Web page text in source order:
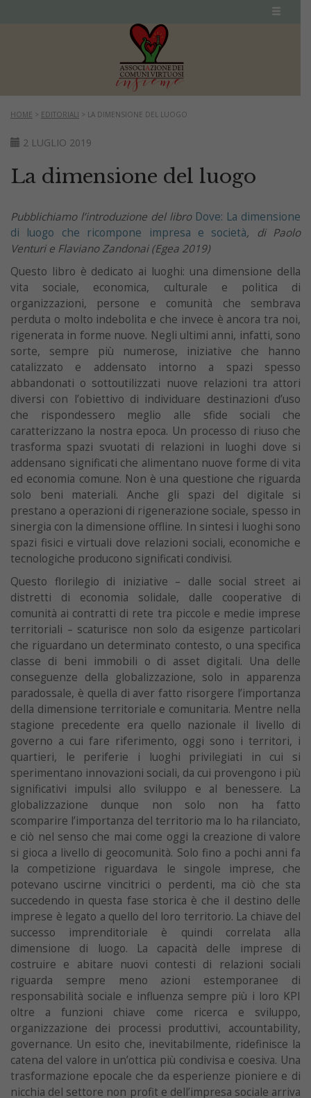
HOME > EDITORIALI > LA DIMENSIONE DEL LUOGO
2 LUGLIO 2019
La dimensione del luogo
Pubblichiamo l’introduzione del libro Dove: La dimensione
di luogo che ricompone impresa e società, di Paolo
Venturi e Flaviano Zandonai (Egea 2019)
Questo libro è dedicato ai luoghi: una dimensione della
vita sociale, economica, culturale e politica di
organizzazioni, persone e comunità che sembrava
perduta o molto indebolita e che invece è ancora tra noi,
rigenerata in forme nuove. Negli ultimi anni, infatti, sono
sorte, sempre più numerose, iniziative che hanno
catalizzato e addensato intorno a spazi spesso
abbandonati o sottoutilizzati nuove relazioni tra attori
diversi con l’obiettivo di individuare destinazioni d’uso
che rispondessero meglio alle sfide sociali che
caratterizzano la nostra epoca. Un processo di riuso che
trasforma spazi svuotati di relazioni in luoghi dove si
addensano significati che alimentano nuove forme di vita
ed economia comune. Non è una questione che riguarda
solo beni materiali. Anche gli spazi del digitale si
prestano a operazioni di rigenerazione sociale, spesso in
sinergia con la dimensione offline. In sintesi i luoghi sono
spazi fisici e virtuali dove relazioni sociali, economiche e
tecnologiche producono significati condivisi.
Questo florilegio di iniziative – dalle social street ai
distretti di economia solidale, dalle cooperative di
comunità ai contratti di rete tra piccole e medie imprese
territoriali – scaturisce non solo da esigenze particolari
che riguardano un determinato contesto, o una specifica
classe di beni immobili o di asset digitali. Una delle
conseguenze della globalizzazione, solo in apparenza
paradossale, è quella di aver fatto risorgere l’importanza
della dimensione territoriale e comunitaria. Mentre nella
stagione precedente era quello nazionale il livello di
governo a cui fare riferimento, oggi sono i territori, i
quartieri, le periferie i luoghi privilegiati in cui si
sperimentano innovazioni sociali, da cui provengono i più
significativi impulsi allo sviluppo e al benessere. La
globalizzazione dunque non solo non ha fatto
scomparire l’importanza del territorio ma lo ha rilanciato,
e ciò nel senso che mai come oggi la creazione di valore
si gioca a livello di geocomunità. Solo fino a pochi anni fa
la competizione riguardava le singole imprese, che
potevano uscirne vincitrici o perdenti, ma ciò che sta
succedendo in questa fase storica è che il destino delle
imprese è legato a quello del loro territorio. La chiave del
successo imprenditoriale è quindi correlata alla
dimensione di luogo. La capacità delle imprese di
costruire e abitare nuovi contesti di relazioni sociali
riguarda sempre meno azioni estemporanee di
responsabilità sociale e influenza sempre più i loro KPI
oltre a funzioni chiave come ricerca e sviluppo,
organizzazione dei processi produttivi, accountability,
governance. Un esito che, inevitabilmente, ridefinisce la
catena del valore in un’ottica più condivisa e coesiva. Una
trasformazione epocale che da esperienze pioniere e di
nicchia del settore non profit e dell’impresa sociale arriva